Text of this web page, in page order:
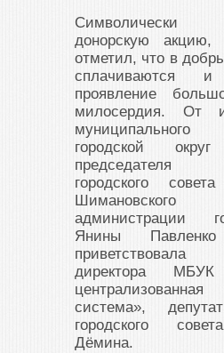
донорскую акцию,
отметил, что в
сплачиваются
проявление
милосердия. От
муниципального
городской
председателя
городского
администрации
Янины Павленко
приветствовала
директора МБУК
система»,
городского
Дёмина.